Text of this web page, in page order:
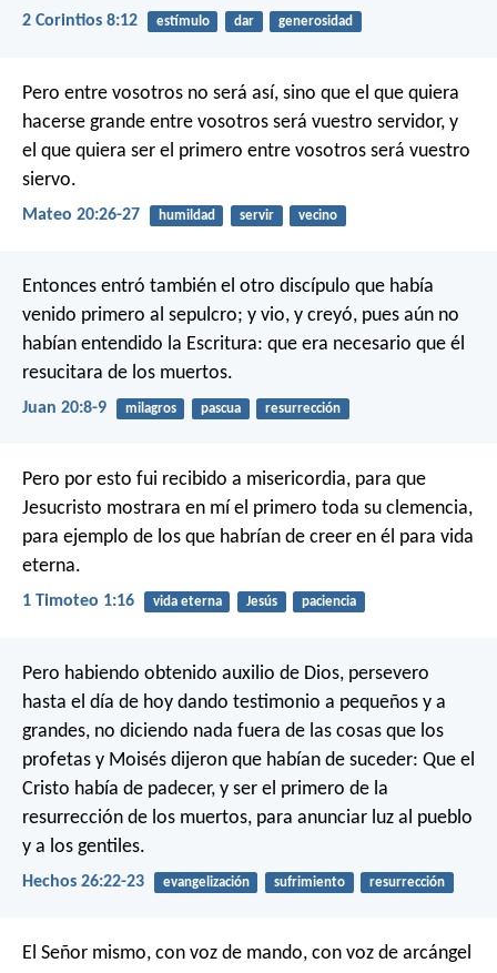
2 Corintios 8:12 estímulo dar generosidad
Pero entre vosotros no será así, sino que el que quiera
hacerse grande entre vosotros será vuestro servidor, y
el que quiera ser el primero entre vosotros será vuestro
siervo.
Mateo 20:26-27 humildad servir vecino
Entonces entró también el otro discípulo que había
venido primero al sepulcro; y vio, y creyó, pues aún no
habían entendido la Escritura: que era necesario que él
resucitara de los muertos.
Juan 20:8-9 milagros pascua resurrección
Pero por esto fui recibido a misericordia, para que
Jesucristo mostrara en mí el primero toda su clemencia,
para ejemplo de los que habrían de creer en él para vida
eterna.
1 Timoteo 1:16 vida eterna Jesús paciencia
Pero habiendo obtenido auxilio de Dios, persevero
hasta el día de hoy dando testimonio a pequeños y a
grandes, no diciendo nada fuera de las cosas que los
profetas y Moisés dijeron que habían de suceder: Que el
Cristo había de padecer, y ser el primero de la
resurrección de los muertos, para anunciar luz al pueblo
y a los gentiles.
Hechos 26:22-23 evangelización sufrimiento resurrección
El Señor mismo, con voz de mando, con voz de arcángel